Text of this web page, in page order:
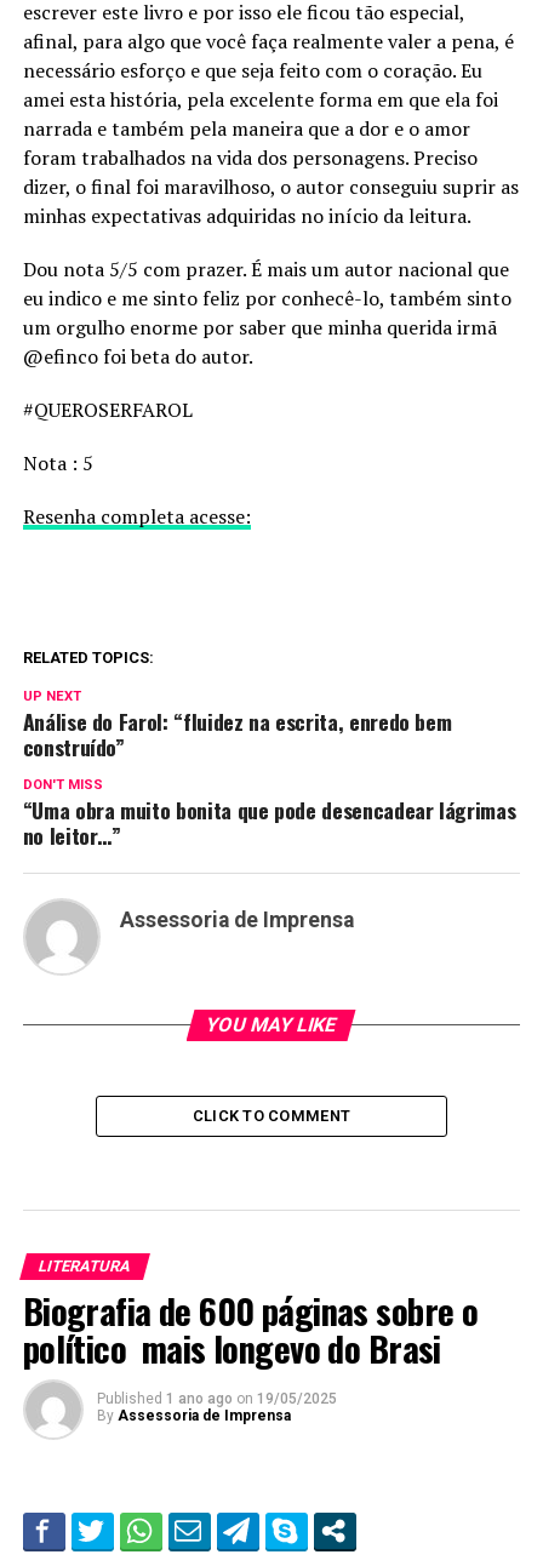
escrever este livro e por isso ele ficou tão especial,
afinal, para algo que você faça realmente valer a pena, é
necessário esforço e que seja feito com o coração. Eu
amei esta história, pela excelente forma em que ela foi
narrada e também pela maneira que a dor e o amor
foram trabalhados na vida dos personagens. Preciso
dizer, o final foi maravilhoso, o autor conseguiu suprir as
minhas expectativas adquiridas no início da leitura.
Dou nota 5/5 com prazer. É mais um autor nacional que
eu indico e me sinto feliz por conhecê-lo, também sinto
um orgulho enorme por saber que minha querida irmã
@efinco foi beta do autor.
#QUEROSERFAROL
Nota : 5
Resenha completa acesse:
RELATED TOPICS:
UP NEXT
Análise do Farol: “fluidez na escrita, enredo bem
construído”
DON'T MISS
“Uma obra muito bonita que pode desencadear lágrimas
no leitor…”
Assessoria de Imprensa
YOU MAY LIKE
CLICK TO COMMENT
LITERATURA
Biografia de 600 páginas sobre o
político mais longevo do Brasi
Published 1 ano ago on 19/05/2025
By Assessoria de Imprensa